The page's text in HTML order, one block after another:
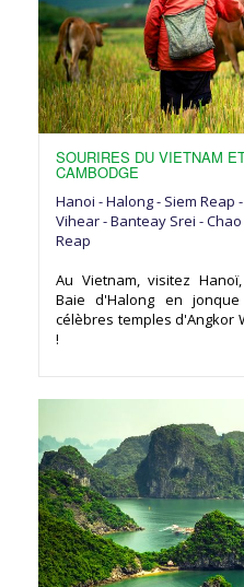
SOURIRES DU VIETNAM
CAMBODGE
Hanoi - Halong - Siem Reap
Vihear - Banteay Srei -
Reap
Au Vietnam, visitez
Baie d'Halong en
célèbres temples d'Angkor
!